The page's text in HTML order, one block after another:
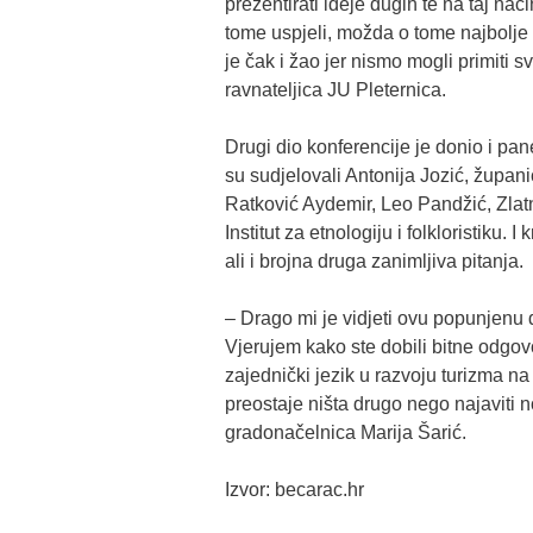
prezentirati ideje dugih te na taj
tome uspjeli, možda o tome
je čak i žao jer nismo mogli primiti
ravnateljica JU Pleternica.
Drugi dio konferencije je donio i
su sudjelovali Antonija Jozić,
Ratković Aydemir, Leo Pandžić,
Institut za etnologiju i folkloristiku. I
ali i brojna druga zanimljiva pitanja.
– Drago mi je vidjeti ovu popunjenu
Vjerujem kako ste dobili bitne
zajednički jezik u razvoju turizma
preostaje ništa drugo nego najaviti
gradonačelnica Marija Šarić.
Izvor: becarac.hr